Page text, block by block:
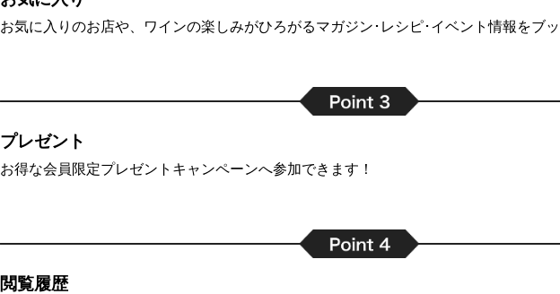
お気に入りのお店や、ワインの楽しみがひろがるマガジン･レシピ･イベント情報をブ
プレゼント
お得な会員限定プレゼントキャンペーンへ参加できます！
閲覧履歴